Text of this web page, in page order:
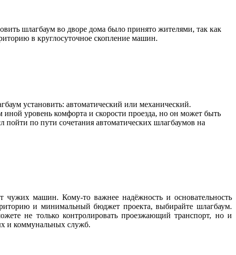
шлагбаум во дворе дома было принято жителями, так как
в круглосуточное скопление машин.
установить: автоматический или механический.
уровень комфорта и скорости проезда, но он может быть
по пути сочетания автоматических шлагбаумов на
чужих машин. Кому-то важнее надёжность и основательность
и минимальный бюджет проекта, выбирайте шлагбаум.
не только контролировать проезжающий транспорт, но и
и коммунальных служб.